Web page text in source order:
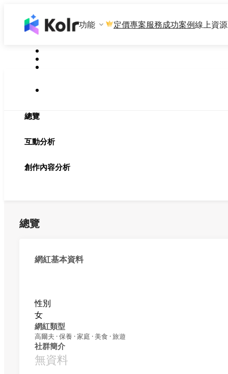
功能 定價專案服務成功案例線上資源
總覽
互動分析
創作內容分析
總覽
網紅基本資料
性別
女
網紅類型
高爾夫 · 保養 · 家庭 · 美食 · 旅遊
社群簡介
無資料